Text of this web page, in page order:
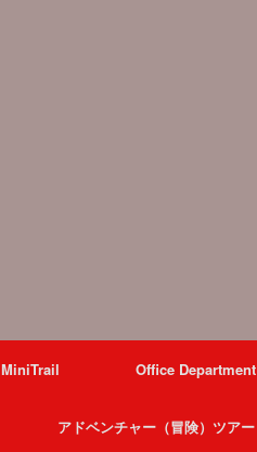
MiniTrail Office Department
アドベンチャー（冒険）ツアー